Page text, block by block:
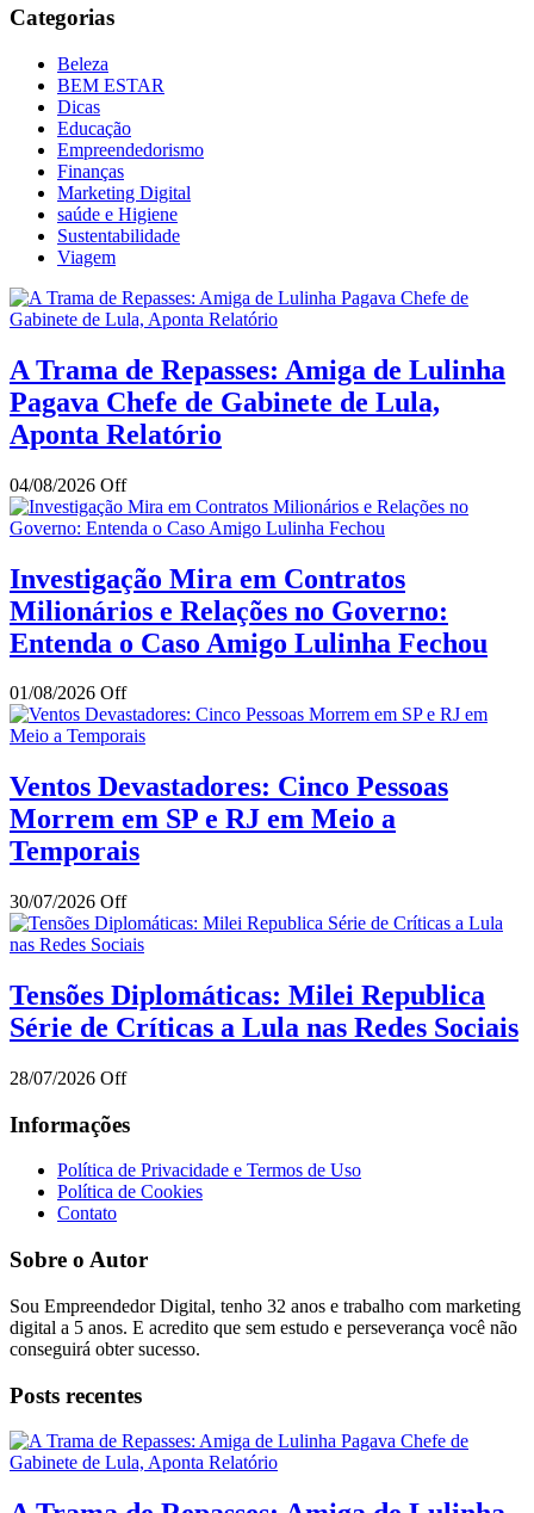
Categorias
Beleza
BEM ESTAR
Dicas
Educação
Empreendedorismo
Finanças
Marketing Digital
saúde e Higiene
Sustentabilidade
Viagem
A Trama de Repasses: Amiga de Lulinha
Pagava Chefe de Gabinete de Lula,
Aponta Relatório
04/08/2026 Off
Investigação Mira em Contratos
Milionários e Relações no Governo:
Entenda o Caso Amigo Lulinha Fechou
01/08/2026 Off
Ventos Devastadores: Cinco Pessoas
Morrem em SP e RJ em Meio a
Temporais
30/07/2026 Off
Tensões Diplomáticas: Milei Republica
Série de Críticas a Lula nas Redes Sociais
28/07/2026 Off
Informações
Política de Privacidade e Termos de Uso
Política de Cookies
Contato
Sobre o Autor
Sou Empreendedor Digital, tenho 32 anos e trabalho com marketing
digital a 5 anos. E acredito que sem estudo e perseverança você não
conseguirá obter sucesso.
Posts recentes